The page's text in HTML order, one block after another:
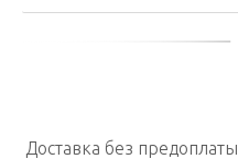
Доставка без предоплаты